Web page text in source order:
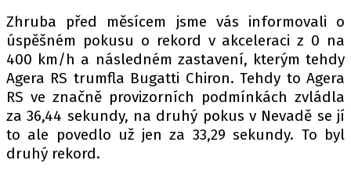
Máte příběh, fotku nebo video?
Pošlete e-mail na autoroad.cz
ETICKÝ KODEX
KONTAKT
Zhruba před měsícem jsme vás informovali o
úspěšném pokusu o rekord v akceleraci z 0 na
400 km/h a následném zastavení, kterým tehdy
Agera RS trumfla Bugatti Chiron. Tehdy to Agera
RS ve značně provizorních podmínkách zvládla
za 36,44 sekundy, na druhý pokus v Nevadě se jí
to ale povedlo už jen za 33,29 sekundy. To byl
druhý rekord.